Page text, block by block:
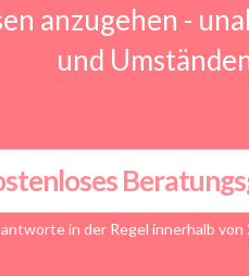
anzugehen -
und
in der Regel innerhalb von